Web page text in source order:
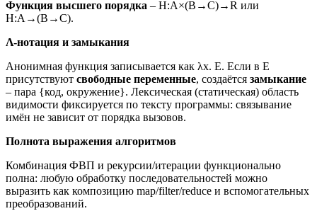
Функция высшего порядка – H:A×(B→C)→R или
H:A→(B→C).
Λ-нотация и замыкания
Анонимная функция записывается как λx. E. Если в E
присутствуют свободные переменные, создаётся замыкание
– пара {код, окружение}. Лексическая (статическая) область
видимости фиксируется по тексту программы: связывание
имён не зависит от порядка вызовов.
Полнота выражения алгоритмов
Комбинация ФВП и рекурсии/итерации функционально
полна: любую обработку последовательностей можно
выразить как композицию map/filter/reduce и вспомогательных
преобразований.